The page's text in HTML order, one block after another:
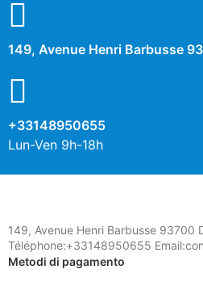
149, Avenue Henri Barbusse
+33148950655
Lun-Ven 9h-18h
149, Avenue Henri Barbusse 93700
Téléphone:+33148950655
Metodi di pagamento